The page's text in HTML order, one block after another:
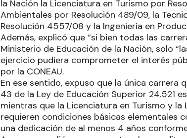
la Nación la Licenciatura en Turismo por
Ambientales por Resolución 489/09, la
Resolución 4557/08 y la Ingeniería en
Además, explicó que “si bien todas las
Ministerio de Educación de la Nación, solo
ejercicio pudiera comprometer el interés
por la CONEAU.
En ese sentido, expuso que la única carrera
43 de la Ley de Educación Superior 24.521
mientras que la Licenciatura en Turismo y
requieren condiciones básicas elementales
una dedicación de al menos 4 años